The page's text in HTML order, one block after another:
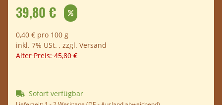
39,80 €
0,40 € pro 100 g
inkl. 7% USt. , zzgl. Versand
Alter Preis: 45,80 €
Sofort verfügbar